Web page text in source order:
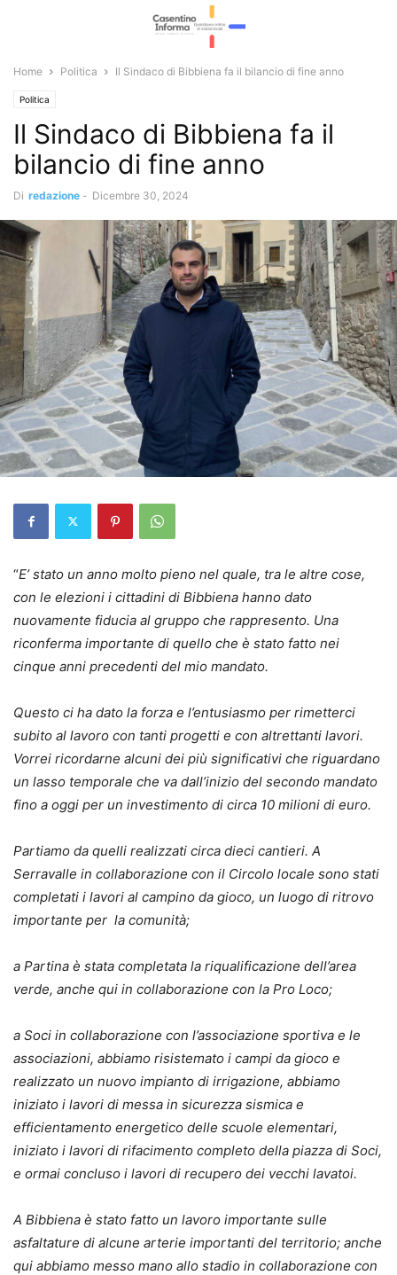
Home Politica Il Sindaco di Bibbiena fa il bilancio di fine anno
Politica
Il Sindaco di Bibbiena fa il
bilancio di fine anno
Di redazione - Dicembre 30, 2024
“E’ stato un anno molto pieno nel quale, tra le altre cose,
con le elezioni i cittadini di Bibbiena hanno dato
nuovamente fiducia al gruppo che rappresento. Una
riconferma importante di quello che è stato fatto nei
cinque anni precedenti del mio mandato.
Questo ci ha dato la forza e l’entusiasmo per rimetterci
subito al lavoro con tanti progetti e con altrettanti lavori.
Vorrei ricordarne alcuni dei più significativi che riguardano
un lasso temporale che va dall’inizio del secondo mandato
fino a oggi per un investimento di circa 10 milioni di euro.
Partiamo da quelli realizzati circa dieci cantieri. A
Serravalle in collaborazione con il Circolo locale sono stati
completati i lavori al campino da gioco, un luogo di ritrovo
importante per la comunità;
a Partina è stata completata la riqualificazione dell’area
verde, anche qui in collaborazione con la Pro Loco;
a Soci in collaborazione con l’associazione sportiva e le
associazioni, abbiamo risistemato i campi da gioco e
realizzato un nuovo impianto di irrigazione, abbiamo
iniziato i lavori di messa in sicurezza sismica e
efficientamento energetico delle scuole elementari,
iniziato i lavori di rifacimento completo della piazza di Soci,
e ormai concluso i lavori di recupero dei vecchi lavatoi.
A Bibbiena è stato fatto un lavoro importante sulle
asfaltature di alcune arterie importanti del territorio; anche
qui abbiamo messo mano allo stadio in collaborazione con